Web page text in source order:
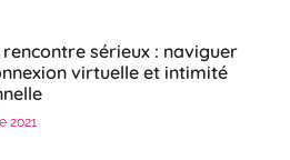
rencontre sérieux : naviguer
virtuelle et intimité
2021